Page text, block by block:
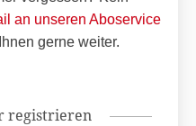
an unseren Aboservice
gerne weiter.
registrieren